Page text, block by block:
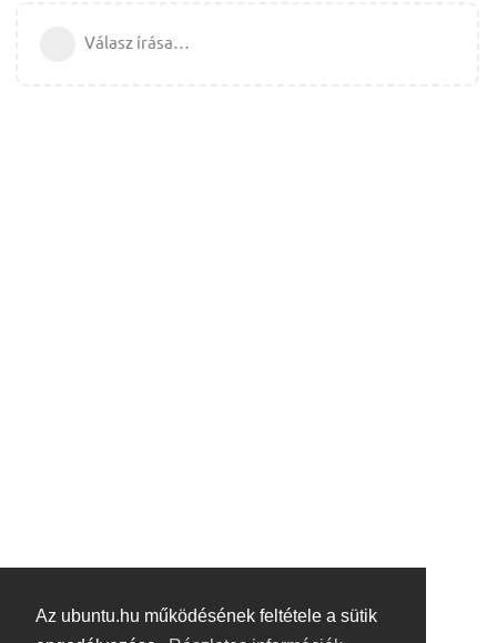
Az ubuntu.hu működésének feltétele a sütik
Válasz írása…